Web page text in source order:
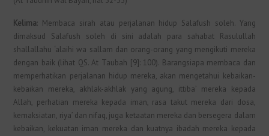
Kelima: Membaca sirah atau perjalanan hidup Salafush soleh. Yang
dimaksud Salafush soleh di sini adalah para sahabat Rasulullah
shallallahu ‘alaihi wa sallam dan orang-orang yang mengikuti mereka
dengan baik (lihat QS. At Taubah [9]: 100). Barangsiapa membaca dan
memperhatikan perjalanan hidup mereka, akan mengetahui kebaikan-
kebaikan mereka, akhlak-akhlak yang agung, ittiba’ mereka kepada
Allah, perhatian mereka kepada iman, rasa takut mereka dari dosa,
kemaksiatan, riya’ dan nifaq, juga ketaatan mereka dan bersegera dalam
kebaikan, kekuatan iman mereka dan kuatnya ibadah mereka kepada